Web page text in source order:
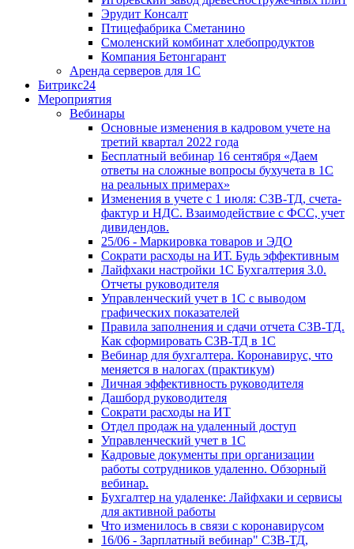
Эрудит Консалт
Птицефабрика Сметанино
Смоленский комбинат хлебопродуктов
Компания Бетонгарант
Аренда серверов для 1С
Битрикс24
Мероприятия
Вебинары
Основные изменения в кадровом учете на
третий квартал 2022 года
Бесплатный вебинар 16 сентября «Даем
ответы на сложные вопросы бухучета в 1С
на реальных примерах»
Изменения в учете с 1 июля: СЗВ-ТД, счета-
фактур и НДС. Взаимодействие с ФСС, учет
дивидендов.
25/06 - Маркировка товаров и ЭДО
Сократи расходы на ИТ. Будь эффективным
Лайфхаки настройки 1С Бухгалтерия 3.0.
Отчеты руководителя
Управленческий учет в 1С с выводом
графических показателей
Правила заполнения и сдачи отчета СЗВ-ТД.
Как сформировать СЗВ-ТД в 1С
Вебинар для бухгалтера. Коронавирус, что
меняется в налогах (практикум)
Личная эффективность руководителя
Дашборд руководителя
Сократи расходы на ИТ
Отдел продаж на удаленный доступ
Управленческий учет в 1С
Кадровые документы при организации
работы сотрудников удаленно. Обзорный
вебинар.
Бухгалтер на удаленке: Лайфхаки и сервисы
для активной работы
Что изменилось в связи с коронавирусом
16/06 - Зарплатный вебинар" СЗВ-ТД,